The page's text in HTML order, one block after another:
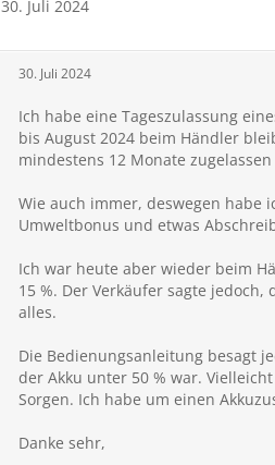
30. Juli 2024
30. Juli 2024
Ich habe eine Tageszulassung
bis August 2024 beim Händler
mindestens 12 Monate
Wie auch immer, deswegen habe
Umweltbonus und etwas
Ich war heute aber wieder beim
15 %. Der Verkäufer sagte
alles.
Die Bedienungsanleitung besagt
der Akku unter 50 % war.
Sorgen. Ich habe um einen
Danke sehr,